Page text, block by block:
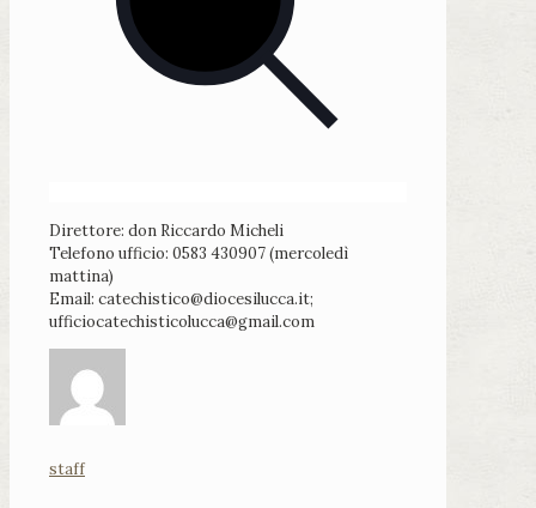
Direttore: don Riccardo Micheli
Telefono ufficio: 0583 430907 (mercoledì
mattina)
Email: catechistico@diocesilucca.it;
ufficiocatechisticolucca@gmail.com
staff